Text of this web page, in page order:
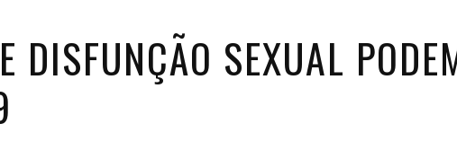
SEXUAL